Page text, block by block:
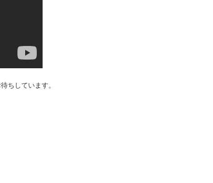
ちしています。